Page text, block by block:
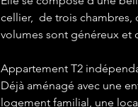
cellier,  de trois chambres,
volumes sont généreux et
Appartement T2
Déjà aménagé avec une
logement familial, une